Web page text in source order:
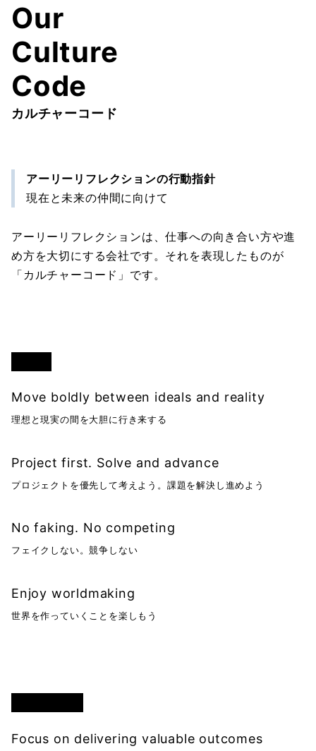
Our
Culture
Code
カルチャーコード
アーリーリフレクションの行動指針
現在と未来の仲間に向けて
アーリーリフレクションは、仕事への向き合い方や進
め方を大切にする会社です。それを表現したものが
「カルチャーコード」です。
Move boldly between ideals and reality
理想と現実の間を大胆に行き来する
Project first. Solve and advance
プロジェクトを優先して考えよう。課題を解決し進めよう
No faking. No competing
フェイクしない。競争しない
Enjoy worldmaking
世界を作っていくことを楽しもう
Focus on delivering valuable outcomes